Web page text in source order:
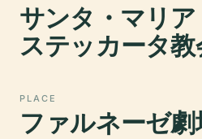
サンタ・マリア
ステッカータ教
PLACE
ファルネーゼ劇